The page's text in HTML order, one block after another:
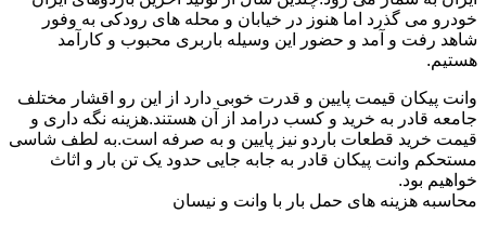
خودرو می گذرد اما هنوز در خیابان و محله های رودکی به وفور
شاهد رفت و آمد و حضور این وسیله باربری محبوب و کارآمد
هستیم.
وانت پیکان قیمت پایین و قدرت خوبی دارد از این رو اقشار مختلف
جامعه قادر به خرید و کسب درامد از آن هستند.هزینه نگه داری و
قیمت خرید قطعات باردو نیز پایین و به صرفه است.به لطف شاسی
مستحکم وانت پیکان قادر به جابه جایی حدود یک تن بار و اثاث
خواهیم بود.
محاسبه هزینه های حمل بار با وانت و نیسان